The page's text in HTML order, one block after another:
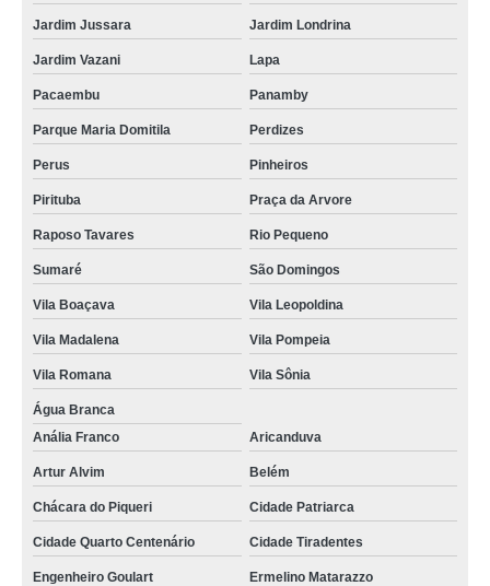
Jardim Jussara Jardim Londrina
Jardim Vazani Lapa
Pacaembu Panamby
Parque Maria Domitila Perdizes
Perus Pinheiros
Pirituba Praça da Arvore
Raposo Tavares Rio Pequeno
Sumaré São Domingos
Vila Boaçava Vila Leopoldina
Vila Madalena Vila Pompeia
Vila Romana Vila Sônia
Água Branca
Anália Franco
Aricanduva
Artur Alvim Belém
Chácara do Piqueri Cidade Patriarca
Cidade Quarto Centenário Cidade Tiradentes
Engenheiro Goulart Ermelino Matarazzo